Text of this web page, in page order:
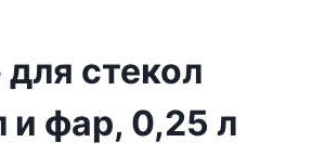
стекол
и фар, 0,25 л